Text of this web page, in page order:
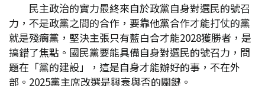
民主政治的實力最終來自於政黨自身對選民的號召
力，不是政黨之間的合作，要靠他黨合作才能打仗的黨
就是殘瘸黨，堅決主張只有藍白合才能2028獲勝者，是
搞錯了焦點。國民黨要能具備自身對選民的號召力，問
題在「黨的建設」，這是自身才能辦好的事，不在外
部。2025黨主席改選是興衰與否的關鍵。